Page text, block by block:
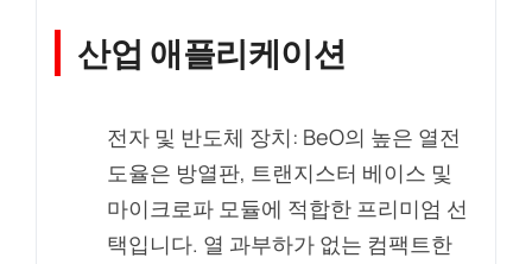
산업 애플리케이션
전자 및 반도체 장치: BeO의 높은 열전
도율은 방열판, 트랜지스터 베이스 및
마이크로파 모듈에 적합한 프리미엄 선
택입니다. 열 과부하가 없는 컴팩트한